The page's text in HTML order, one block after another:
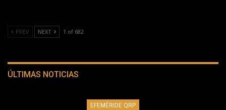
PREV NEXT 1 of 682
ÚLTIMAS NOTICIAS
EFEMÉRIDE QRP